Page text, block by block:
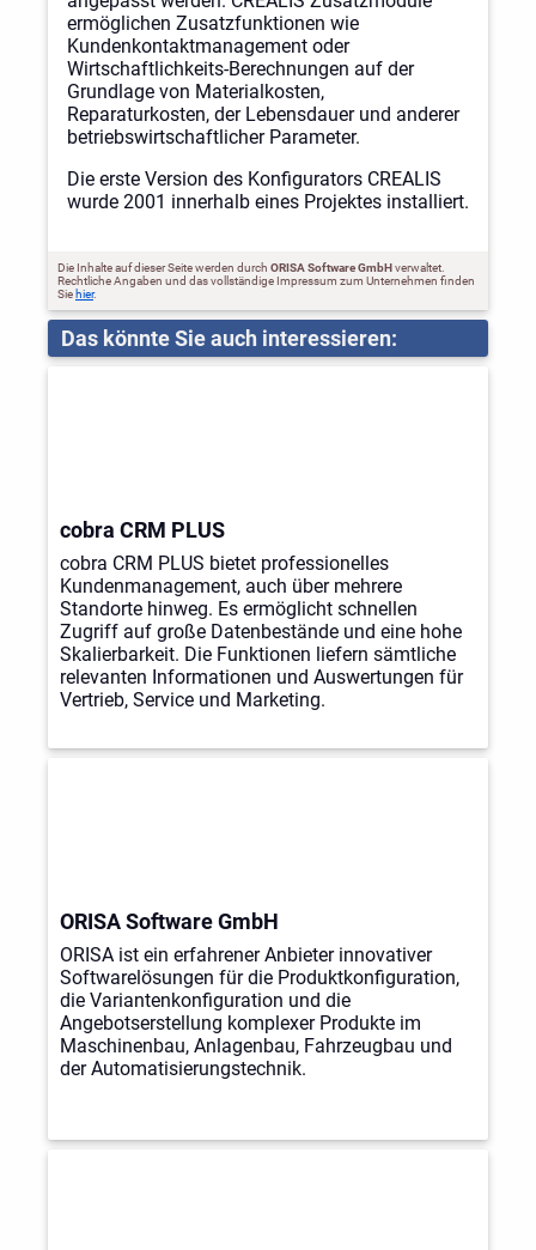
ermöglichen Zusatzfunktionen wie
Kundenkontaktmanagement oder
Wirtschaftlichkeits-Berechnungen auf der
Grundlage von Materialkosten,
Reparaturkosten, der Lebensdauer und anderer
betriebswirtschaftlicher Parameter.
Die erste Version des Konfigurators CREALIS
wurde 2001 innerhalb eines Projektes installiert.
Die Inhalte auf dieser Seite werden durch ORISA Software GmbH verwaltet.
Rechtliche Angaben und das vollständige Impressum zum Unternehmen finden
Sie hier.
Das könnte Sie auch interessieren:
cobra CRM PLUS
cobra CRM PLUS bietet professionelles
Kundenmanagement, auch über mehrere
Standorte hinweg. Es ermöglicht schnellen
Zugriff auf große Datenbestände und eine hohe
Skalierbarkeit. Die Funktionen liefern sämtliche
relevanten Informationen und Auswertungen für
Vertrieb, Service und Marketing.
ORISA Software GmbH
ORISA ist ein erfahrener Anbieter innovativer
Softwarelösungen für die Produktkonfiguration,
die Variantenkonfiguration und die
Angebotserstellung komplexer Produkte im
Maschinenbau, Anlagenbau, Fahrzeugbau und
der Automatisierungstechnik.